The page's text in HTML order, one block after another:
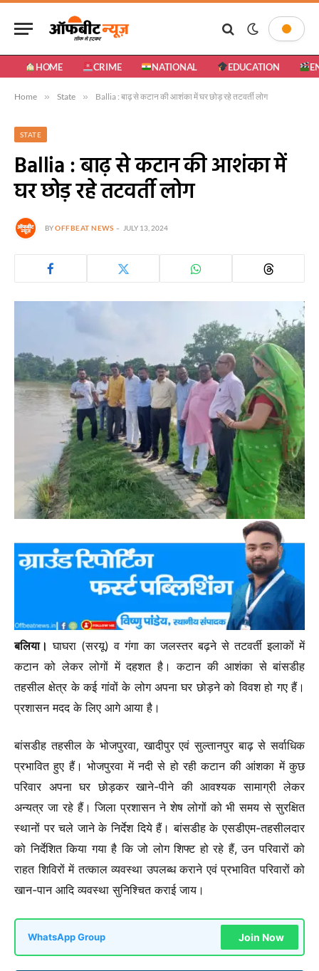
HOME CRIME NATIONAL EDUCATION
Home » State » Ballia : बाढ़ से कटान की आशंका में घर छोड़ रहे तटवर्ती लोग
STATE
Ballia : बाढ़ से कटान की आशंका में
घर छोड़ रहे तटवर्ती लोग
BYOFFBEAT NEWS JULY 13, 2024
बलिया। घाघरा (सरयू) व गंगा का जलस्तर बढ़ने से तटवर्ती इलाकों में
कटान को लेकर लोगों में दहशत है। कटान की आशंका से बांसडीह
तहसील क्षेत्र के कई गांवों के लोग अपना घर छोड़ने को विवश हो गए हैं।
प्रशासन मदद के लिए आगे आया है।
बांसडीह तहसील के भोजपुरवा, खादीपुर एवं सुल्तानपुर बाढ़ से सर्वाधिक
प्रभावित हुए हैं। भोजपुरवा में नदी से हो रही कटान की आंशका में कुछ
परिवार अपना घर छोड़कर खाने-पीने की आवश्यक सामाग्री लेकर
अन्यत्र जा रहे हैं। जिला प्रशासन ने शेष लोगों को भी समय से सुरक्षित
स्थानों पर चले जाने के निर्देश दिये हैं। बांसडीह के एसडीएम-तहसीलदार
को निर्देशित किया गया है कि जो लोग शिफ्ट हो रहे हैं, उन परिवारों को
राहत शिविरों में तत्काल व्यवस्था उपलब्ध कराने एवं प्रभावित परिवारों को
खान-पान आदि व्यवस्था सुनिश्चित कराई जाय।
WhatsApp Group Join Now